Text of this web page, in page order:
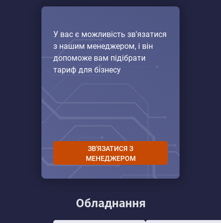
У вас є можливість зв'язатися
з нашим менеджером, і він
допоможе вам підібрати
тариф для бізнесу
ЗВ'ЯЗАТИСЯ З
МЕНЕДЖЕРОМ
Обладнання